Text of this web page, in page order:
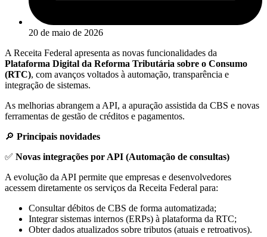
20 de maio de 2026
A Receita Federal apresenta as novas funcionalidades da
Plataforma Digital da Reforma Tributária sobre o Consumo
(RTC), com avanços voltados à automação, transparência e
integração de sistemas.
As melhorias abrangem a API, a apuração assistida da CBS e novas
ferramentas de gestão de créditos e pagamentos.
🔎 Principais novidades
✅ Novas integrações por API (Automação de consultas)
A evolução da API permite que empresas e desenvolvedores
acessem diretamente os serviços da Receita Federal para:
Consultar débitos de CBS de forma automatizada;
Integrar sistemas internos (ERPs) à plataforma da RTC;
Obter dados atualizados sobre tributos (atuais e retroativos).